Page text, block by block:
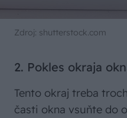
Zdroj: shutterstock.com
2. Pokles okraja
Tento okraj treba
časti okna vsuňte do